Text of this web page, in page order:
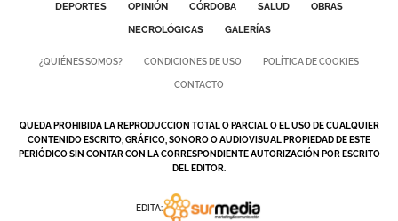
DEPORTES
OPINIÓN CÓRDOBA SALUD
OBRAS
NECROLÓGICAS
GALERÍAS
¿QUIÉNES SOMOS? CONDICIONES DE USO POLÍTICA DE COOKIES
CONTACTO
QUEDA PROHIBIDA LA REPRODUCCION TOTAL O PARCIAL O EL USO DE CUALQUIER
CONTENIDO ESCRITO, GRÁFICO, SONORO O AUDIOVISUAL PROPIEDAD DE ESTE
PERIÓDICO SIN CONTAR CON LA CORRESPONDIENTE AUTORIZACIÓN POR ESCRITO
DEL EDITOR.
EDITA: